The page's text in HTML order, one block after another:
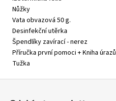
Nůžky
Vata obvazová 50 g.
Desinfekční utěrka
Špendlíky zavírací - nerez
Příručka první pomoci + Kniha úrazů
Tužka